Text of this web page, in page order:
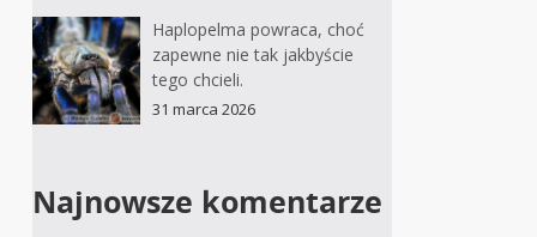
Haplopelma powraca, choć
zapewne nie tak jakbyście
tego chcieli.
31 marca 2026
Najnowsze komentarze